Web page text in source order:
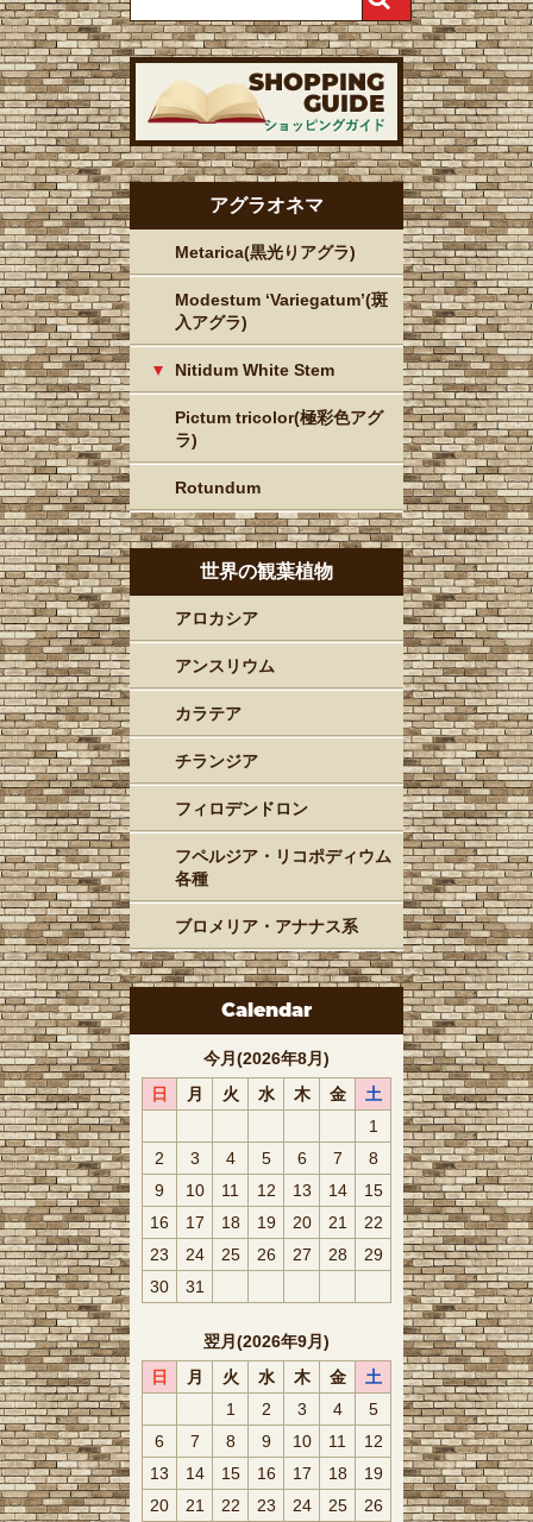
アグラオネマ
Metarica(黒光りアグラ)
Modestum ‘Variegatum’(斑
入アグラ)
Nitidum White Stem
Pictum tricolor(極彩色アグ
ラ)
Rotundum
世界の観葉植物
アロカシア
アンスリウム
カラテア
チランジア
フィロデンドロン
フペルジア・リコポディウム
各種
ブロメリア・アナナス系
Calendar
今月(2026年8月)
日
月 火 水 木 金
土
1
2
3 4 5 6 7
8
9
10 11 12 13 14
15
16
17 18 19 20 21
22
23
24 25 26 27 28
29
30
31
翌月(2026年9月)
日
月 火 水 木 金
土
1
2 3 4
5
6
7 8 9 10 11
12
13
14 15 16 17 18
19
20
21 22 23 24 25 26